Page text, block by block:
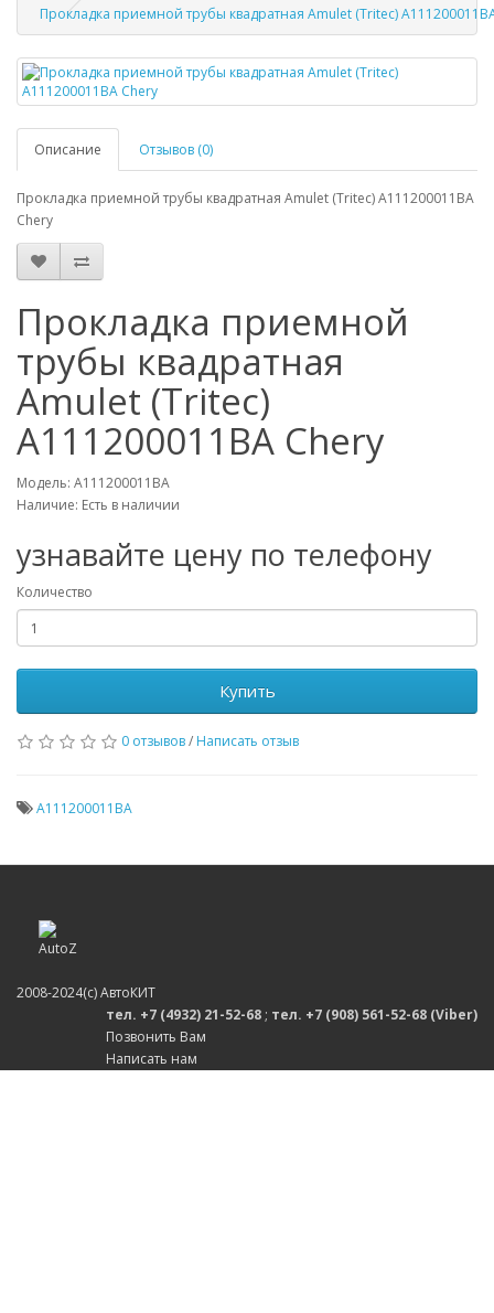
Прокладка приемной трубы квадратная Amulet (Tritec)
Описание Отзывов (0)
Прокладка приемной трубы квадратная Amulet (Tritec) A111200011BA
Chery
Прокладка приемной
трубы квадратная
Amulet (Tritec)
A111200011BA Chery
Модель: A111200011BA
Наличие: Есть в наличии
узнавайте цену по телефону
Количество
Купить
0 отзывов/ Написать отзыв
A111200011BA
2008-2024(c) АвтоКИТ
тел. +7 (4932) 21-52-68 ; тел. +7 (908) 561-52-68 (Viber)
Позвонить Вам
Написать нам